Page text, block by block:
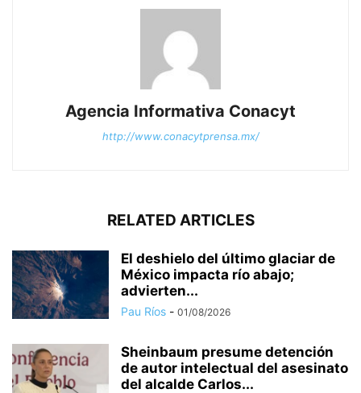
Agencia Informativa Conacyt
http://www.conacytprensa.mx/
RELATED ARTICLES
El deshielo del último glaciar de
México impacta río abajo;
advierten...
Pau Ríos - 01/08/2026
Sheinbaum presume detención
de autor intelectual del asesinato
del alcalde Carlos...